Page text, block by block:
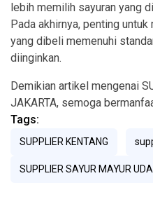
lebih memilih sayuran yang
Pada akhirnya, penting
yang dibeli memenuhi
diinginkan.
Demikian artikel mengenai
JAKARTA, semoga
Tags:
SUPPLIER KENTANG
SUPPLIER SAYUR MAYUR UDA